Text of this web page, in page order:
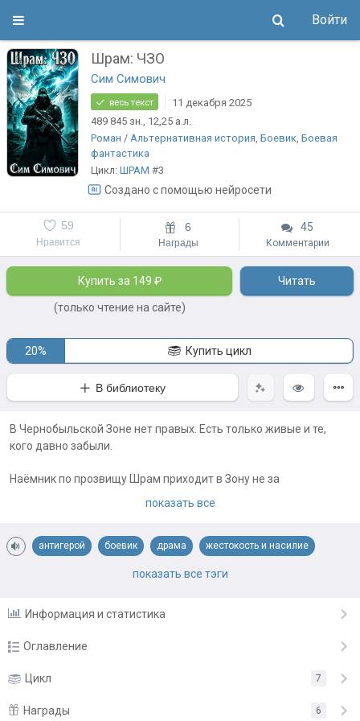
Войти
Шрам: ЧЗО
Сим Симович
весь текст
11 декабря 2025
489 845 зн., 12,25 а.л.
Роман /Альтернативная история,Боевик,Боевая
фантастика
Цикл:ШРАМ #3
Создано с помощью нейросети
Нравится
59 6
Награды
45
Комментарии
Купить за 149 ₽
(только чтение на сайте)
Читать
20% Купить цикл
В библиотеку
В Чернобыльской Зоне нет правых. Есть только живые и те,
кого давно забыли.
Наёмник по прозвищу Шрам приходит в Зону не за
-
показать все
антигерой боевик драма жестокость и насилие
постапокалипсис приключения
показать все тэги
Информация и статистика
Оглавление
Глава 1 4.12.25
Глава 2 4.12.25
Цикл 7
Награды 6